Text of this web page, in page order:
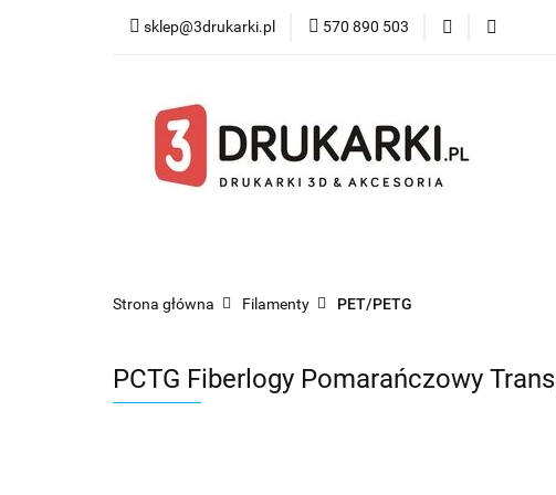
sklep@3drukarki.pl 570 890 503
Blog Bestsellery
Strona główna Filamenty PET/PETG
PCTG Fiberlogy Pomarańczowy